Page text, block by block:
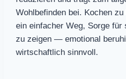
Wohlbefinden bei. Kochen
ein einfacher Weg, Sorge für
zu zeigen — emotional
wirtschaftlich sinnvoll.